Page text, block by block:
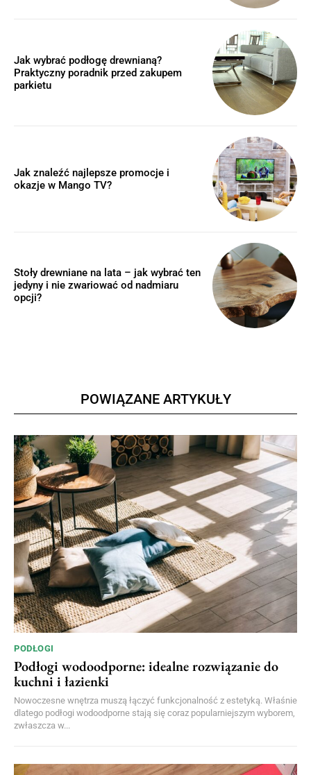
Jak wybrać podłogę drewnianą?
Praktyczny poradnik przed zakupem
parkietu
Jak znaleźć najlepsze promocje i
okazje w Mango TV?
Stoły drewniane na lata – jak wybrać ten
jedyny i nie zwariować od nadmiaru
opcji?
POWIĄZANE ARTYKUŁY
PODŁOGI
Podłogi wodoodporne: idealne rozwiązanie do
kuchni i łazienki
Nowoczesne wnętrza muszą łączyć funkcjonalność z estetyką. Właśnie
dlatego podłogi wodoodporne stają się coraz popularniejszym wyborem,
zwłaszcza w...